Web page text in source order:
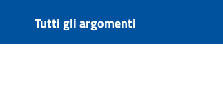
Tutti gli argomenti